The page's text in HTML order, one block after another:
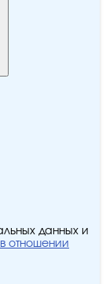
данных и
отношении